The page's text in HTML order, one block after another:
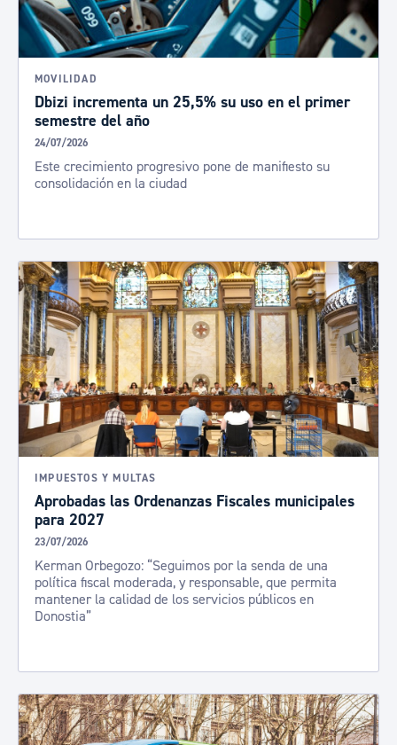
MOVILIDAD
Dbizi incrementa un 25,5% su uso en el primer
semestre del año
24/07/2026
Este crecimiento progresivo pone de manifiesto su
consolidación en la ciudad
IMPUESTOS Y MULTAS
Aprobadas las Ordenanzas Fiscales municipales
para 2027
23/07/2026
Kerman Orbegozo: “Seguimos por la senda de una
política fiscal moderada, y responsable, que permita
mantener la calidad de los servicios públicos en
Donostia”